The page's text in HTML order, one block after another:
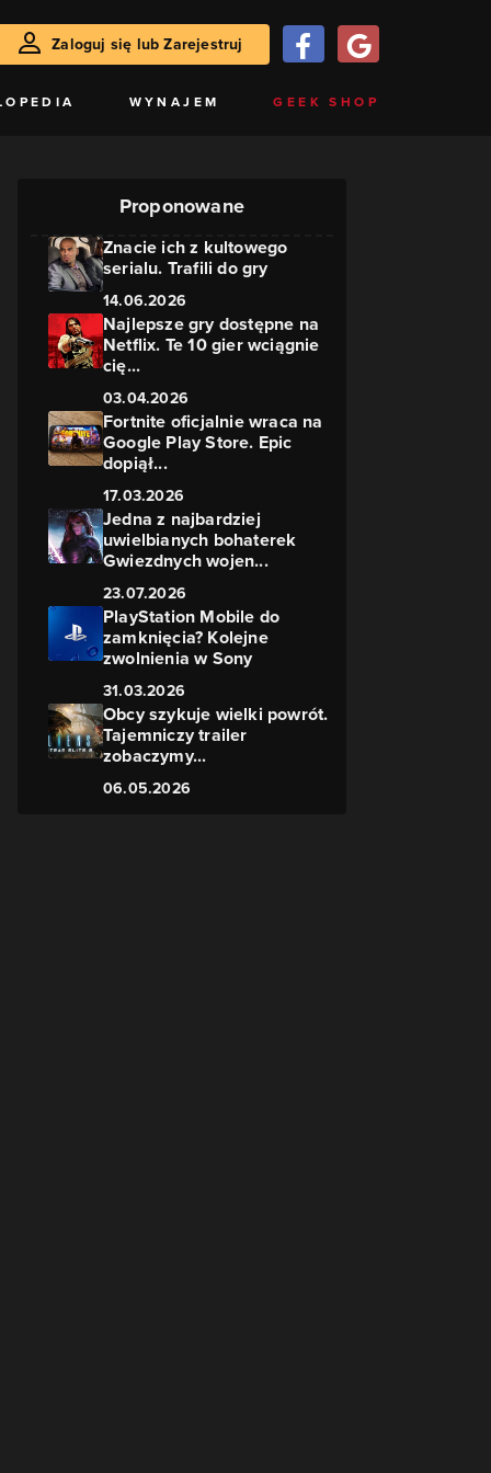
Zaloguj się lub Zarejestruj
WYNAJEM GEEK SHOP
Proponowane
Znacie ich z kultowego
serialu. Trafili do gry
14.06.2026
Najlepsze gry dostępne na
Netflix. Te 10 gier wciągnie
cię...
03.04.2026
Fortnite oficjalnie wraca na
Google Play Store. Epic
dopiął...
17.03.2026
Jedna z najbardziej
uwielbianych bohaterek
Gwiezdnych wojen...
23.07.2026
PlayStation Mobile do
zamknięcia? Kolejne
zwolnienia w Sony
31.03.2026
Obcy szykuje wielki powrót.
Tajemniczy trailer
zobaczymy...
06.05.2026